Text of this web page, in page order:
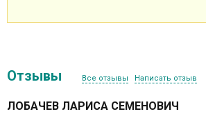
Отзывы Все отзывы Написать отзыв
ЛОБАЧЕВ ЛАРИСА СЕМЕНОВИЧ